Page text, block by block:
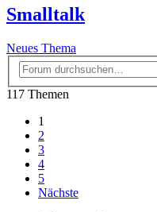
Smalltalk
Neues Thema
117 Themen
1
2
3
4
5
Nächste